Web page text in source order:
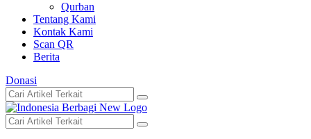
Qurban
Tentang Kami
Kontak Kami
Scan QR
Berita
Donasi